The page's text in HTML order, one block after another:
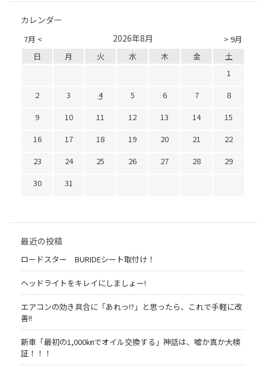
カレンダー
7月 < > 9月
2026年8月
日 月 火 水 木 金
土
1
2
3 4 5 6 7
8
9
10 11 12 13 14
15
16
17 18 19 20 21
22
23
24 25 26 27 28
29
30
31
最近の投稿
ロードスター BURIDEシート取付け！
ヘッドライトをキレイにしましょー!
エアコンの効き具合に「あれっ!?」と思ったら、これで手軽に改
善!!
新車「最初の1,000㎞でオイル交換する」神話は、嘘か真か大検
証！！！